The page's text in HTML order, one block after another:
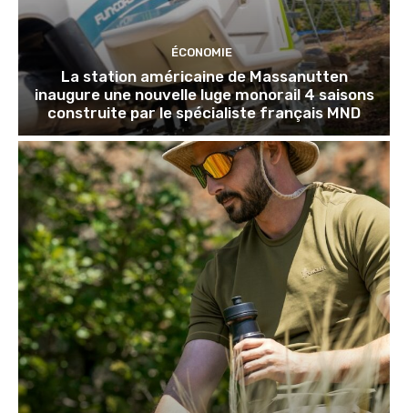
ÉCONOMIE
La station américaine de Massanutten
inaugure une nouvelle luge monorail 4 saisons
construite par le spécialiste français MND